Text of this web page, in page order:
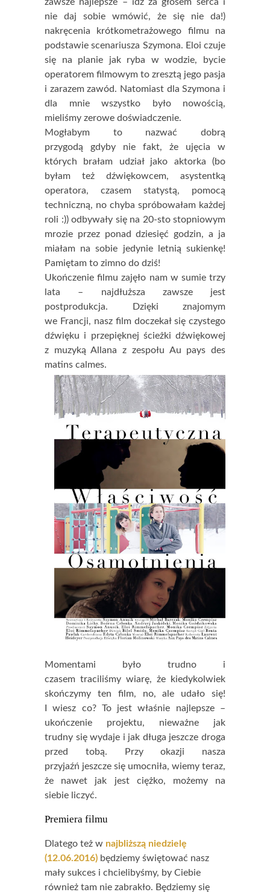
zawsze najlepsze – idź za głosem serca i
nie daj sobie wmówić, że się nie da!)
nakręcenia krótkometrażowego filmu na
podstawie scenariusza Szymona. Eloi czuje
się na planie jak ryba w wodzie, bycie
operatorem filmowym to zresztą jego pasja
i zarazem zawód. Natomiast dla Szymona i
dla mnie wszystko było nowością,
mieliśmy zerowe doświadczenie.
Mogłabym to nazwać dobrą
przygodą gdyby nie fakt, że ujęcia w
których brałam udział jako aktorka (bo
byłam też dźwiękowcem, asystentką
operatora, czasem statystą, pomocą
techniczną, no chyba spróbowałam każdej
roli :)) odbywały się na 20-sto stopniowym
mrozie przez ponad dziesięć godzin, a ja
miałam na sobie jedynie letnią sukienkę!
Pamiętam to zimno do dziś!
Ukończenie filmu zajęło nam w sumie trzy
lata – najdłuższa zawsze jest
postprodukcja. Dzięki znajomym
we Francji, nasz film doczekał się czystego
dźwięku i przepięknej ścieżki dźwiękowej
z muzyką Allana z zespołu Au pays des
matins calmes.
Momentami było trudno i
czasem traciliśmy wiarę, że kiedykolwiek
skończymy ten film, no, ale udało się!
I wiesz co? To jest właśnie najlepsze –
ukończenie projektu, nieważne jak
trudny się wydaje i jak długa jeszcze droga
przed tobą. Przy okazji nasza
przyjaźń jeszcze się umocniła, wiemy teraz,
że nawet jak jest ciężko, możemy na
siebie liczyć.
Premiera filmu
Dlatego też w najbliższą niedzielę
(12.06.2016) będziemy świętować nasz
mały sukces i chcielibyśmy, by Ciebie
również tam nie zabrakło. Będziemy się